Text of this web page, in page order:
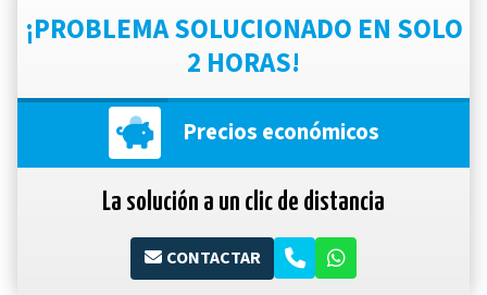
¡PROBLEMA SOLUCIONADO EN SOLO
2 HORAS!
Precios económicos
La solución a un clic de distancia
CONTACTAR